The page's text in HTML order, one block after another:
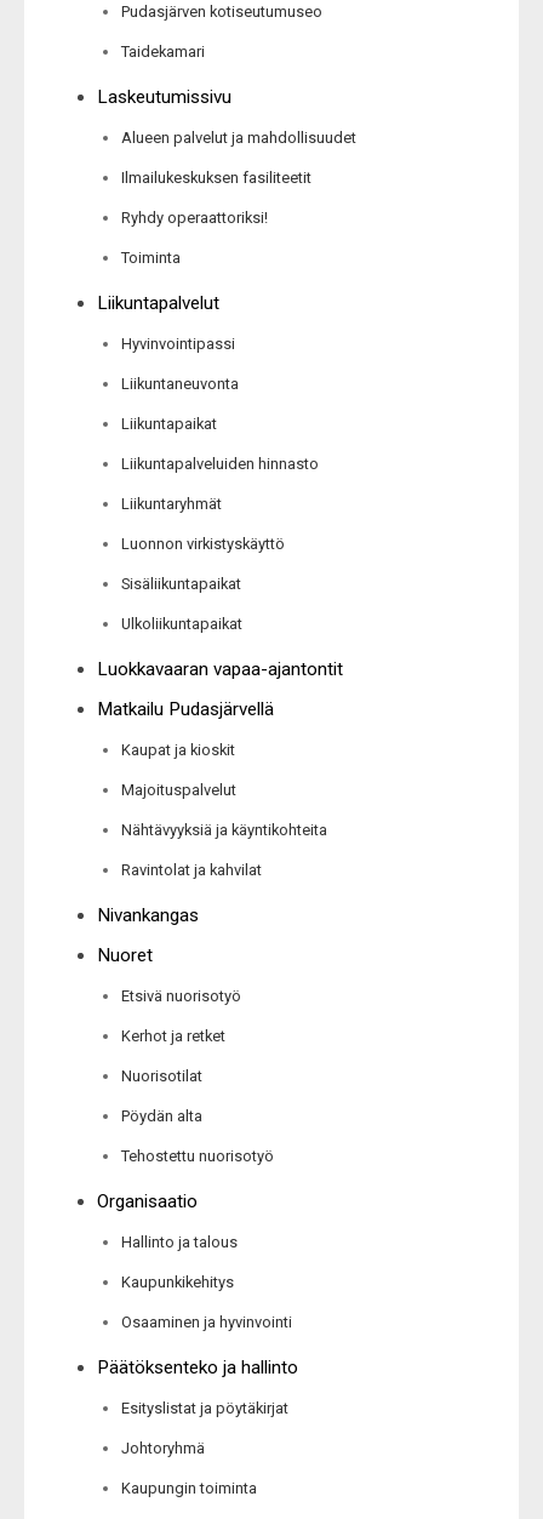
Pudasjärven kotiseutumuseo
Taidekamari
Laskeutumissivu
Alueen palvelut ja mahdollisuudet
Ilmailukeskuksen fasiliteetit
Ryhdy operaattoriksi!
Toiminta
Liikuntapalvelut
Hyvinvointipassi
Liikuntaneuvonta
Liikuntapaikat
Liikuntapalveluiden hinnasto
Liikuntaryhmät
Luonnon virkistyskäyttö
Sisäliikuntapaikat
Ulkoliikuntapaikat
Luokkavaaran vapaa-ajantontit
Matkailu Pudasjärvellä
Kaupat ja kioskit
Majoituspalvelut
Nähtävyyksiä ja käyntikohteita
Ravintolat ja kahvilat
Nivankangas
Nuoret
Etsivä nuorisotyö
Kerhot ja retket
Nuorisotilat
Pöydän alta
Tehostettu nuorisotyö
Organisaatio
Hallinto ja talous
Kaupunkikehitys
Osaaminen ja hyvinvointi
Päätöksenteko ja hallinto
Esityslistat ja pöytäkirjat
Johtoryhmä
Kaupungin toiminta